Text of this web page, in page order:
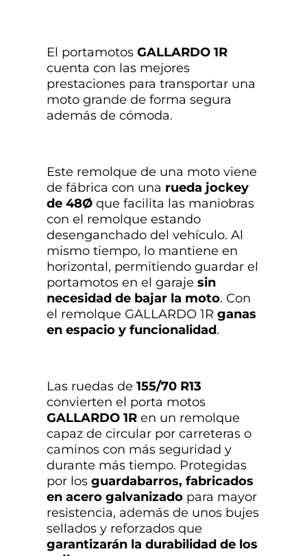
El portamotos GALLARDO 1R
cuenta con las mejores
prestaciones para transportar una
moto grande de forma segura
además de cómoda.
Este remolque de una moto viene
de fábrica con una rueda jockey
de 48Ø que facilita las maniobras
con el remolque estando
desenganchado del vehículo. Al
mismo tiempo, lo mantiene en
horizontal, permitiendo guardar el
portamotos en el garaje sin
necesidad de bajar la moto. Con
el remolque GALLARDO 1R ganas
en espacio y funcionalidad.
Las ruedas de 155/70 R13
convierten el porta motos
GALLARDO 1R en un remolque
capaz de circular por carreteras o
caminos con más seguridad y
durante más tiempo. Protegidas
por los guardabarros, fabricados
en acero galvanizado para mayor
resistencia, además de unos bujes
sellados y reforzados que
garantizarán la durabilidad de los